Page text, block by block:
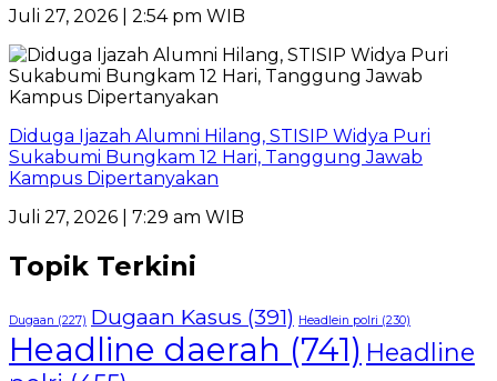
Juli 27, 2026 | 2:54 pm WIB
Diduga Ijazah Alumni Hilang, STISIP Widya Puri
Sukabumi Bungkam 12 Hari, Tanggung Jawab
Kampus Dipertanyakan
Juli 27, 2026 | 7:29 am WIB
Topik Terkini
Dugaan (227) Dugaan Kasus (391) Headlein polri (230)
Headline daerah (741) Headline